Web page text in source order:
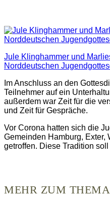
Jule Klinghammer und
Norddeutschen
Im Anschluss an den
Teilnehmer auf ein
außerdem war Zeit für die
und Zeit für Gespräche.
Vor Corona hatten sich die
Gemeinden Hamburg, Exter,
getroffen. Diese Tradition
MEHR ZUM THEMA